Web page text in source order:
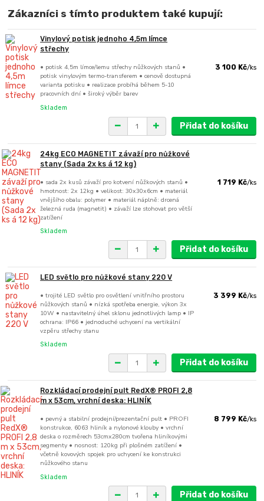
Zákazníci s tímto produktem také kupují:
Vinylový potisk jednoho 4,5m límce
střechy
• potisk 4,5m límce/lemu střechy nůžkových stanů •
potisk vinylovým termo-transferem • cenově dostupná
varianta potisku • realizace probíhá během 5-10
pracovních dní • široký výběr barev
3 100 Kč/ks
Skladem
Přidat do košíku
24kg ECO MAGNETIT závaží pro nůžkové
stany (Sada 2x ks á 12 kg)
• sada 2x kusů závaží pro kotvení nůžkových stanů •
hmotnost: 2x 12kg • velikost: 30x30x6cm • materiál
vnějšího obalu: polymer • materiál náplně: drcená
železná ruda (magnetit) • závaží lze stohovat pro větší
zatížení
1 719 Kč/ks
Skladem
Přidat do košíku
LED světlo pro nůžkové stany 220 V
• trojité LED světlo pro osvětlení vnitřního prostoru
nůžkových stanů • nízká spotřeba energie, výkon 3x
10W • nastavitelný úhel sklonu jednotlivých lamp • IP
ochrana: IP66 • jednoduché uchycení na vertikální
vzpěru střechy stanu
3 399 Kč/ks
Skladem
Přidat do košíku
Rozkládací prodejní pult RedX® PROFI 2,8
m x 53cm, vrchní deska: HLINÍK
• pevný a stabilní prodejní/prezentační pult • PROFI
konstrukce, 6063 hliník a nylonové klouby • vrchní
deska o rozměrech 53cmx280cm tvořena hliníkovými
segmenty • nosnost: 120kg při plošném zatížení •
včetně kovových spojek pro uchycení ke konstrukci
nůžkového stanu
8 799 Kč/ks
Skladem
Přidat do košíku